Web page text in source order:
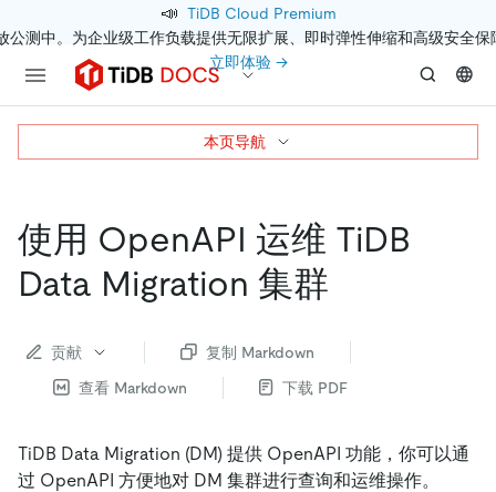
📣 TiDB Cloud Premium
公测中。为企业级工作负载提供无限扩展、即时弹性伸缩和高级安全保
立即体验 →
使用 OpenAPI 运维 TiDB
Data Migration 集群
贡献
复制 Markdown
查看 Markdown
下载 PDF
TiDB Data Migration (DM) 提供 OpenAPI 功能，你可以通
过 OpenAPI 方便地对 DM 集群进行查询和运维操作。
本页导航